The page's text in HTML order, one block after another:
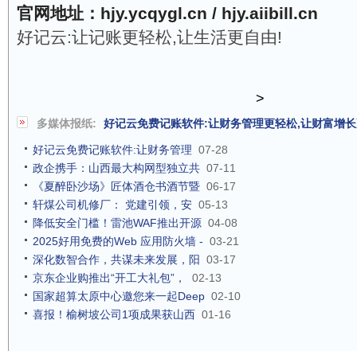
官网地址：hjy.ycqygl.cn / hjy.aiibill.cn
好记云:让记账更轻松,让生活更自由!
>
多媒体报纸: 好记云免费记账软件:让财务管理更轻松,让财富增
好记云免费记账软件:让财务管理 07-28
政企携手：山西最大构网型独立共 07-11
《夏醉卧沙场》匠体酒仓书酒节暨 06-17
轩煤公司机修厂： 党建引领，安 05-13
降低安全门槛！雷池WAF推出开源 04-08
2025好用免费的Web 应用防火墙 - 03-21
深化数智合作，共谋未来发展，阳 03-17
京东企业购推出“开工大礼包”，
02-13
国家超算太原中心邀您来一起Deep 02-10
喜报！榆树坡公司1项成果获山西 01-16